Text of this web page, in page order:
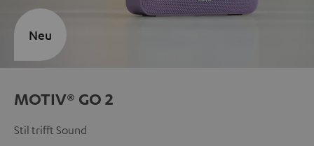
MOTIV® GO 2
Stil trifft Sound
Neu